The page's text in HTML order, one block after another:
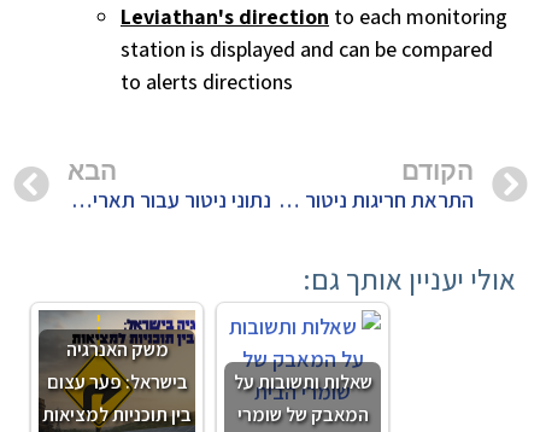
Leviathan's direction to each monitoring
station is displayed and can be compared
to alerts directions
הקודם
התראת חריגות ניטור בתאריך 16/12/2019
הבא
נתוני ניטור עבור תאריך 16/12/2019
אולי יעניין אותך גם:
משק האנרגיה
בישראל: פער עצום
בין תוכניות למציאות
שאלות ותשובות על
המאבק של שומרי